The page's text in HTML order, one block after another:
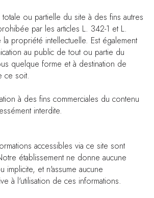
ou partielle du site à des fins autres
par les articles L. 342-1 et L.
propriété intellectuelle. Est également
au public de tout ou partie du
quelque forme et à destination de
ce soit.
à des fins commerciales du contenu
interdite.
accessibles via ce site sont
établissement ne donne aucune
implicite, et n'assume aucune
à l'utilisation de ces informations.